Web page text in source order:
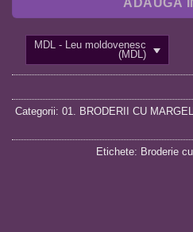
ADAUGĂ
MDL - Leu moldovenesc
(MDL)
Categorii: 01. BRODERII CU
Etichete: Broderie